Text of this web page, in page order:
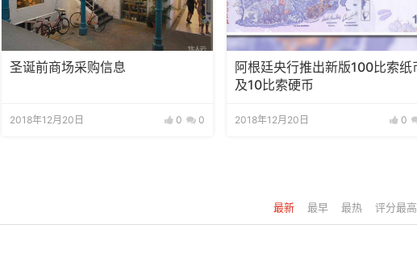
圣诞前商场采购信息
2018年12月20日 0 0
阿根廷央行推出新版100比索纸
及10比索硬币
2018年12月20日 0
最新 最早 最热 评分最高